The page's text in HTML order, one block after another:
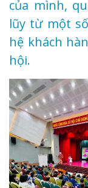
của mình,
lũy từ một
hệ khách
hội.